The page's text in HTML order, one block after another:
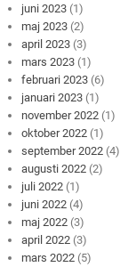
juni 2023 (1)
maj 2023 (2)
april 2023 (3)
mars 2023 (1)
februari 2023 (6)
januari 2023 (1)
november 2022 (1)
oktober 2022 (1)
september 2022 (4)
augusti 2022 (2)
juli 2022 (1)
juni 2022 (4)
maj 2022 (3)
april 2022 (3)
mars 2022 (5)